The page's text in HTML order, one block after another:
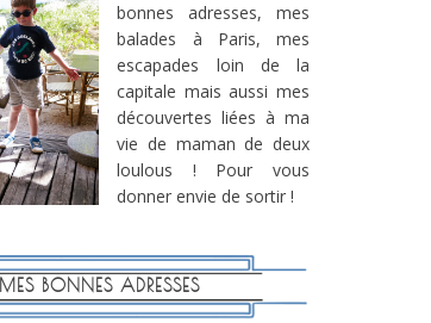
bonnes adresses, mes
balades à Paris, mes
escapades loin de la
capitale mais aussi mes
découvertes liées à ma
vie de maman de deux
loulous ! Pour vous
donner envie de sortir !
MES BONNES ADRESSES